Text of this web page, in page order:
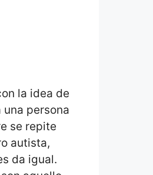
la idea de
persona
se repite
autista,
da igual.